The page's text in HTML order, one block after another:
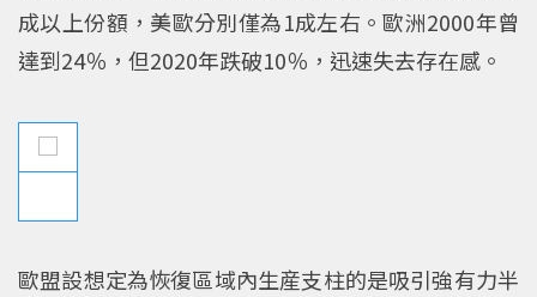
成以上份額，美歐分別僅為1成左右。歐洲2000年曾
達到24％，但2020年跌破10％，迅速失去存在感。
歐盟設想定為恢復區域內生産支柱的是吸引強有力半